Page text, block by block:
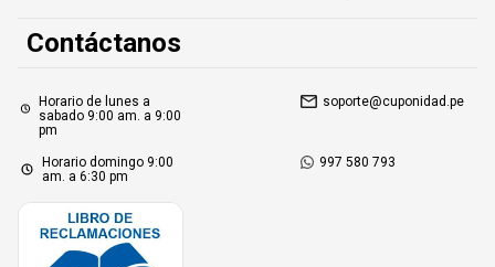
Contáctanos
Horario de lunes a
sabado 9:00 am. a 9:00
pm
soporte@cuponidad.pe
Horario domingo 9:00
am. a 6:30 pm
997 580 793